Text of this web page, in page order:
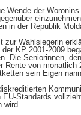
Wende der
in der Republik
zur Wahlsiegerin
KP 2001-2009
Die Seniorinnen,
Rente von
sein Eigen
Standards
wird.